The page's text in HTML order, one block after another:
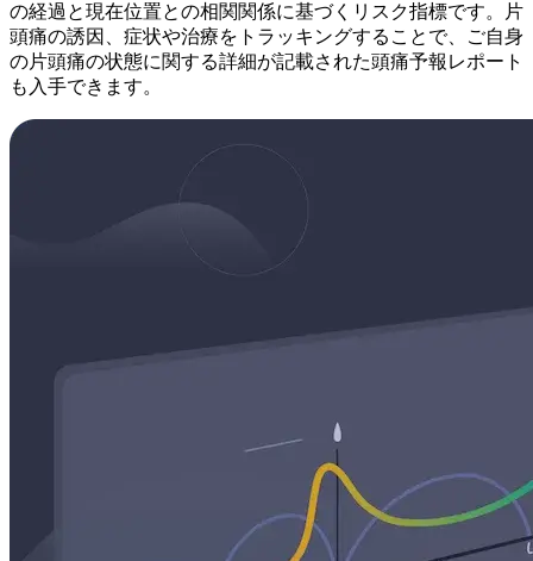
の経過と現在位置との相関関係に基づくリスク指標です。片
頭痛の誘因、症状や治療をトラッキングすることで、ご自身
の片頭痛の状態に関する詳細が記載された頭痛予報レポート
も入手できます。